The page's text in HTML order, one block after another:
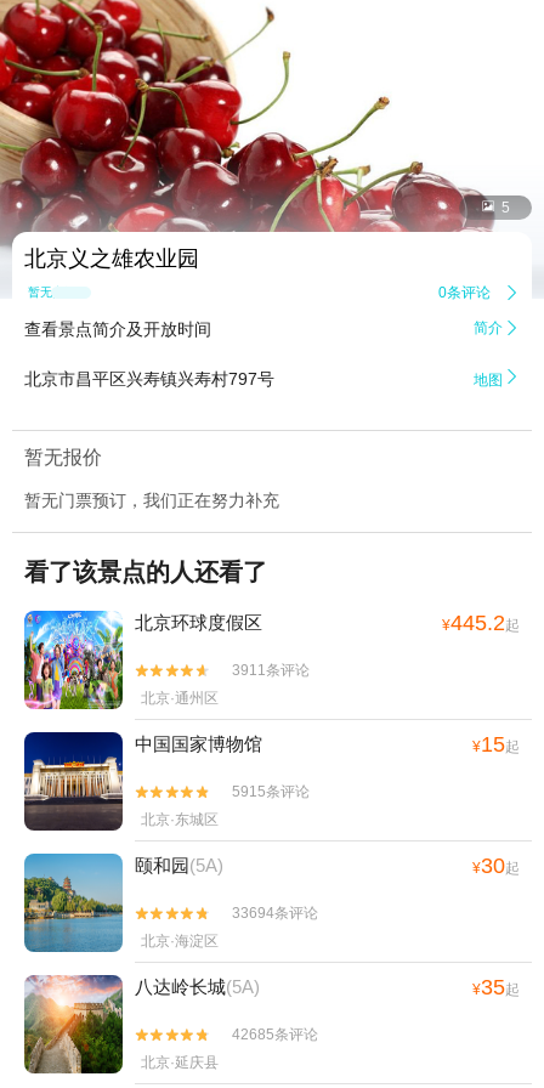
 5
北京义之雄农业园
暂无点评 0条评论 
查看景点简介及开放时间 简介 
北京市昌平区兴寿镇兴寿村797号 地图 
暂无报价
暂无门票预订，我们正在努力补充
看了该景点的人还看了
北京环球度假区 ¥445.2起


3911条评论
北京·通州区
中国国家博物馆 ¥15起


5915条评论
北京·东城区
颐和园(5A) ¥30起


33694条评论
北京·海淀区
八达岭长城(5A) ¥35起


42685条评论
北京·延庆县
